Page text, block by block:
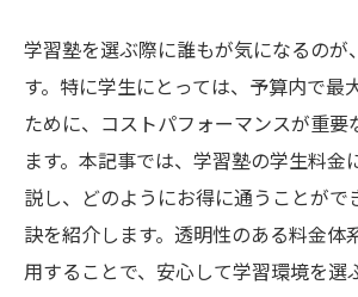
学習塾を選ぶ際に誰もが気になるのが
す。特に学生にとっては、予算内で最
ために、コストパフォーマンスが重要
ます。本記事では、学習塾の学生料金
説し、どのようにお得に通うことがで
訣を紹介します。透明性のある料金体
用することで、安心して学習環境を選